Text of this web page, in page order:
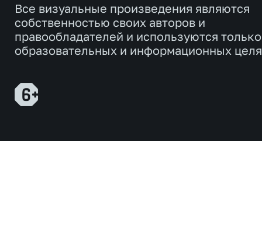
Все визуальные произведения являются
собственностью своих авторов и
правообладателей и используются
образовательных и информационных